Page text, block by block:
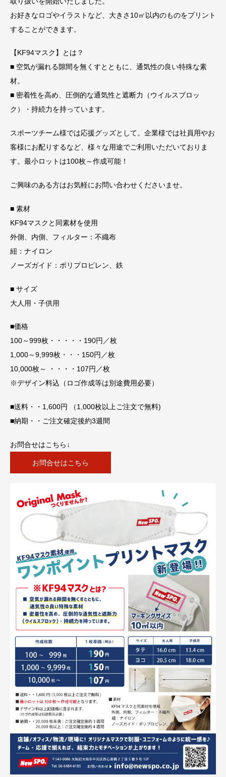
お好きなロゴやイラストなど、大きさ10㎡以内のものをプリント
することができます。
【KF94マスク】とは？
■ 空気が漏れる隙間を無くすとともに、通気性の良い特殊な素
材。
■ 密着性を高め、圧倒的な通気性と遮断力（ウイルスブロッ
ク）・持続力を持っています。
スポーツチーム様では応援グッズとして。企業様では社員用やお
客様にお配りするなど、様々な用途でご利用いただいておりま
す。最小ロットは100枚～作成可能！
ご興味のある方はお気軽にお問い合わせくださいませ。
■ 素材
KF94マスクと同素材を使用
外側、内側、フィルター：不織布
紐：ナイロン
ノーズガイド：ポリプロピレン、鉄
■ サイズ
大人用・子供用
■価格
100～999枚・・・・・190円／枚
1,000～9,999枚・・・150円／枚
10,000枚～ ・・・・107円／枚
※デザイン料込（ロゴ作成等は別途費用必要）
■送料・・1,600円 （1,000枚以上ご注文で無料)
■納期・・ご注文確定後約3週間
お問合せはこちら↓
お問合せはこちら